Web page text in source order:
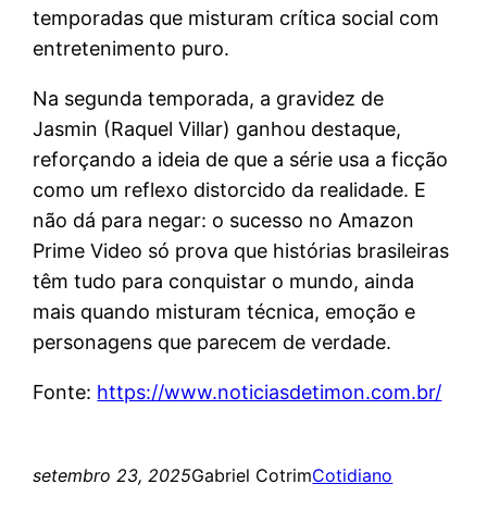
temporadas que misturam crítica social com
entretenimento puro.
Na segunda temporada, a gravidez de
Jasmin (Raquel Villar) ganhou destaque,
reforçando a ideia de que a série usa a ficção
como um reflexo distorcido da realidade. E
não dá para negar: o sucesso no Amazon
Prime Video só prova que histórias brasileiras
têm tudo para conquistar o mundo, ainda
mais quando misturam técnica, emoção e
personagens que parecem de verdade.
Fonte: https://www.noticiasdetimon.com.br/
setembro 23, 2025Gabriel CotrimCotidiano